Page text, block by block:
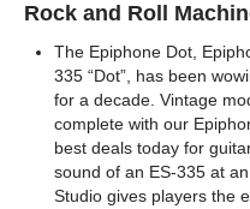
Rock and Roll
The Epiphone Dot,
335 “Dot”, has been
for a decade. Vintage
complete with our
best deals today for
sound of an ES-335 at
Studio gives players the